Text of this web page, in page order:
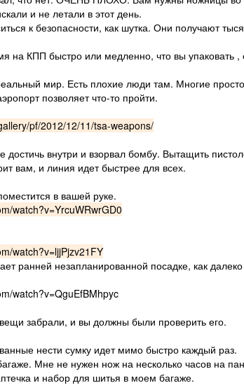
и не летали в этот день.
к безопасности, как шутка. Они получают
на КПП быстро или медленно, что вы упаковать ,
мир. Есть плохие люди там. Многие
позволяет что-то пройти.
pf/2012/12/11/tsa-weapons/
достичь внутри и взорвал бомбу. Вытащить
вам, и линия идет быстрее для всех.
в вашей руке.
watch?v=YrcuWRwrGD0
watch?v=ljjPjzv21FY
ранней незапланированной посадке, как
watch?v=QguEfBMhpyc
забрали, и вы должны были проверить его.
нести сумку идет мимо быстро каждый раз.
Мне не нужен нож на несколько часов на
и набор для шитья в моем багаже.